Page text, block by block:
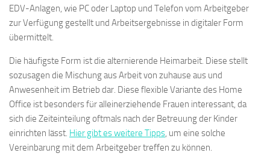
EDV-Anlagen, wie PC oder Laptop und Telefon vom Arbeitgeber
zur Verfügung gestellt und Arbeitsergebnisse in digitaler Form
übermittelt.
Die häufigste Form ist die alternierende Heimarbeit. Diese stellt
sozusagen die Mischung aus Arbeit von zuhause aus und
Anwesenheit im Betrieb dar. Diese flexible Variante des Home
Office ist besonders für alleinerziehende Frauen interessant, da
sich die Zeiteinteilung oftmals nach der Betreuung der Kinder
einrichten lässt. Hier gibt es weitere Tipps, um eine solche
Vereinbarung mit dem Arbeitgeber treffen zu können.